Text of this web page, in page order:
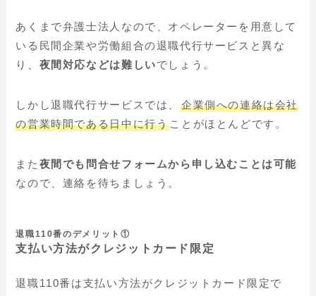
あくまで弁護士法人なので、オペレーターを用意して
いる民間企業や労働組合の退職代行サービスと異な
り、 夜間対応などは難しいでしょう。
しかし退職代行サービスでは、
企業側への連絡は会社
の営業時間である日中に行う ことがほとんどです。
また 夜間でも問合せフォームから申し込むことは可能
なので、連絡を待ちましょう。
退職110番のデメリット①
支払い方法がクレジットカード限定
退職110番は支払い方法がクレジットカード限定で